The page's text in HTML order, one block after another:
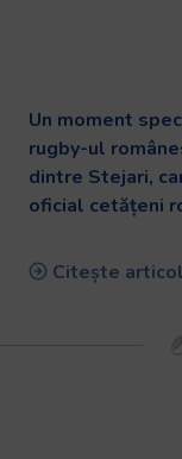
Un moment
rugby-ul
dintre Stejari,
oficial cetățeni
Citește